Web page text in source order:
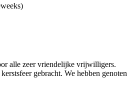
alle zeer vriendelijke vrijwilligers.
gebracht. We hebben genoten